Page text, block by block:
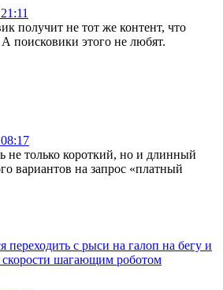
получит не тот же контент, что
поисковики этого не любят.
только короткий, но и длинный
вариантов на запрос «платный
переходить с рыси на галоп на бегу и
шагающим роботом